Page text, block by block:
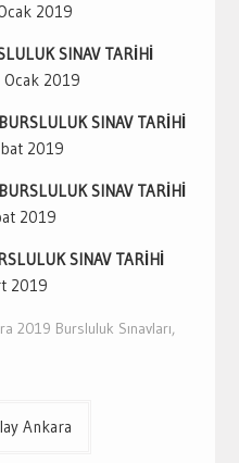
2019
SINAV TARİHİ
Ocak 2019
SINAV TARİHİ
2019
SINAV TARİHİ
2019
SINAV TARİHİ
2019
2019 Bursluluk Sınavları,
Ankara